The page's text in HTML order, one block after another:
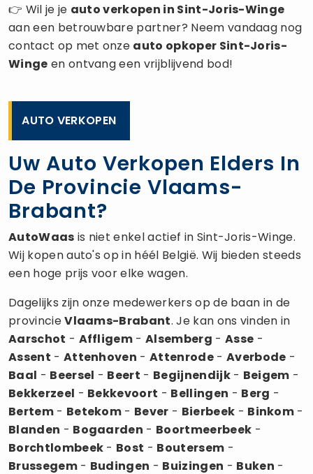
👉 Wil je je auto verkopen in Sint-Joris-Winge
aan een betrouwbare partner? Neem vandaag nog
contact op met onze auto opkoper Sint-Joris-
Winge en ontvang een vrijblijvend bod!
AUTO VERKOPEN
Uw Auto Verkopen Elders In
De Provincie Vlaams-
Brabant?
AutoWaas is niet enkel actief in Sint-Joris-Winge.
Wij kopen auto's op in héél België. Wij bieden steeds
een hoge prijs voor elke wagen.
Dagelijks zijn onze medewerkers op de baan in de
provincieVlaams-Brabant. Je kan ons vinden in
Aarschot - Affligem -Alsemberg - Asse -
Assent - Attenhoven -Attenrode- Averbode -
Baal - Beersel - Beert - Begijnendijk- Beigem -
Bekkerzeel - Bekkevoort - Bellingen - Berg -
Bertem- Betekom - Bever - Bierbeek - Binkom -
Blanden - Bogaarden - Boortmeerbeek -
Borchtlombeek - Bost - Boutersem -
Brussegem- Budingen - Buizingen - Buken -